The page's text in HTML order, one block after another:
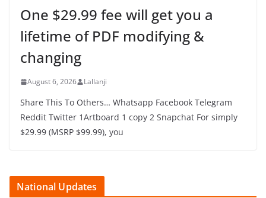
One $29.99 fee will get you a
lifetime of PDF modifying &
changing
August 6, 2026 Lallanji
Share This To Others… Whatsapp Facebook Telegram
Reddit Twitter 1Artboard 1 copy 2 Snapchat For simply
$29.99 (MSRP $99.99), you
National Updates